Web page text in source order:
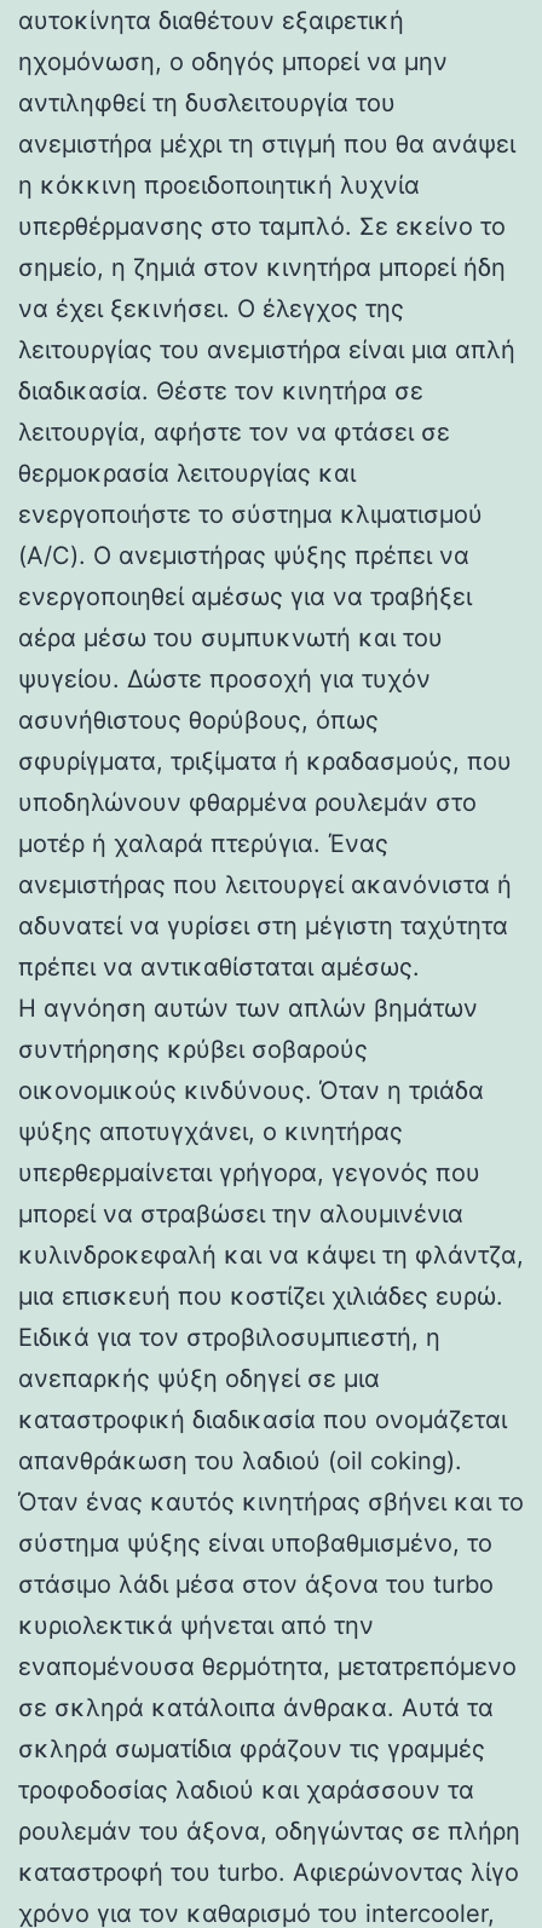
αυτοκίνητα διαθέτουν εξαιρετική
ηχομόνωση, ο οδηγός μπορεί να μην
αντιληφθεί τη δυσλειτουργία του
ανεμιστήρα μέχρι τη στιγμή που θα ανάψει
η κόκκινη προειδοποιητική λυχνία
υπερθέρμανσης στο ταμπλό. Σε εκείνο το
σημείο, η ζημιά στον κινητήρα μπορεί ήδη
να έχει ξεκινήσει. Ο έλεγχος της
λειτουργίας του ανεμιστήρα είναι μια απλή
διαδικασία. Θέστε τον κινητήρα σε
λειτουργία, αφήστε τον να φτάσει σε
θερμοκρασία λειτουργίας και
ενεργοποιήστε το σύστημα κλιματισμού
(A/C). Ο ανεμιστήρας ψύξης πρέπει να
ενεργοποιηθεί αμέσως για να τραβήξει
αέρα μέσω του συμπυκνωτή και του
ψυγείου. Δώστε προσοχή για τυχόν
ασυνήθιστους θορύβους, όπως
σφυρίγματα, τριξίματα ή κραδασμούς, που
υποδηλώνουν φθαρμένα ρουλεμάν στο
μοτέρ ή χαλαρά πτερύγια. Ένας
ανεμιστήρας που λειτουργεί ακανόνιστα ή
αδυνατεί να γυρίσει στη μέγιστη ταχύτητα
πρέπει να αντικαθίσταται αμέσως.
Η αγνόηση αυτών των απλών βημάτων
συντήρησης κρύβει σοβαρούς
οικονομικούς κινδύνους. Όταν η τριάδα
ψύξης αποτυγχάνει, ο κινητήρας
υπερθερμαίνεται γρήγορα, γεγονός που
μπορεί να στραβώσει την αλουμινένια
κυλινδροκεφαλή και να κάψει τη φλάντζα,
μια επισκευή που κοστίζει χιλιάδες ευρώ.
Ειδικά για τον στροβιλοσυμπιεστή, η
ανεπαρκής ψύξη οδηγεί σε μια
καταστροφική διαδικασία που ονομάζεται
απανθράκωση του λαδιού (oil coking).
Όταν ένας καυτός κινητήρας σβήνει και το
σύστημα ψύξης είναι υποβαθμισμένο, το
στάσιμο λάδι μέσα στον άξονα του turbo
κυριολεκτικά ψήνεται από την
εναπομένουσα θερμότητα, μετατρεπόμενο
σε σκληρά κατάλοιπα άνθρακα. Αυτά τα
σκληρά σωματίδια φράζουν τις γραμμές
τροφοδοσίας λαδιού και χαράσσουν τα
ρουλεμάν του άξονα, οδηγώντας σε πλήρη
καταστροφή του turbo. Αφιερώνοντας λίγο
χρόνο για τον καθαρισμό του intercooler,